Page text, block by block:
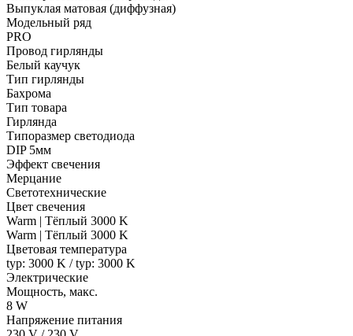
Выпуклая матовая (диффузная)
Модельный ряд
PRO
Провод гирлянды
Белый каучук
Тип гирлянды
Бахрома
Тип товара
Гирлянда
Типоразмер светодиода
DIP 5мм
Эффект свечения
Мерцание
Светотехнические
Цвет свечения
Warm | Тёплый 3000 K
Warm | Тёплый 3000 K
Цветовая температура
typ: 3000 K / typ: 3000 K
Электрические
Мощность, макс.
8 W
Напряжение питания